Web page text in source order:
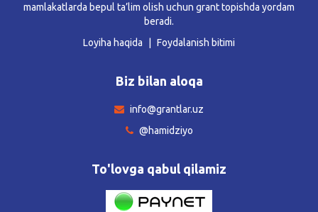
mamlakatlarda bepul ta’lim olish uchun grant topishda yordam
beradi.
Loyiha haqida
Foydalanish bitimi
Biz bilan aloqa
info@grantlar.uz
@hamidziyo
To'lovga qabul qilamiz